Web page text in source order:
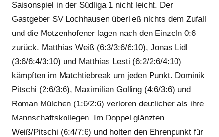
Saisonspiel in der Südliga 1 nicht leicht. Der
Gastgeber SV Lochhausen überließ nichts dem Zufall
und die Motzenhofener lagen nach den Einzeln 0:6
zurück. Matthias Weiß (6:3/3:6/6:10), Jonas Lidl
(3:6/6:4/3:10) und Matthias Lesti (6:2/2:6/4:10)
kämpften im Matchtiebreak um jeden Punkt. Dominik
Pitschi (2:6/3:6), Maximilian Golling (4:6/3:6) und
Roman Mülchen (1:6/2:6) verloren deutlicher als ihre
Mannschaftskollegen. Im Doppel glänzten
Weiß/Pitschi (6:4/7:6) und holten den Ehrenpunkt für